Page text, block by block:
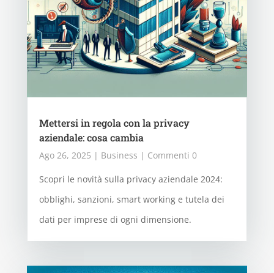
Mettersi in regola con la privacy
aziendale: cosa cambia
Ago 26, 2025 | Business | Commenti 0
Scopri le novità sulla privacy aziendale 2024:
obblighi, sanzioni, smart working e tutela dei
dati per imprese di ogni dimensione.